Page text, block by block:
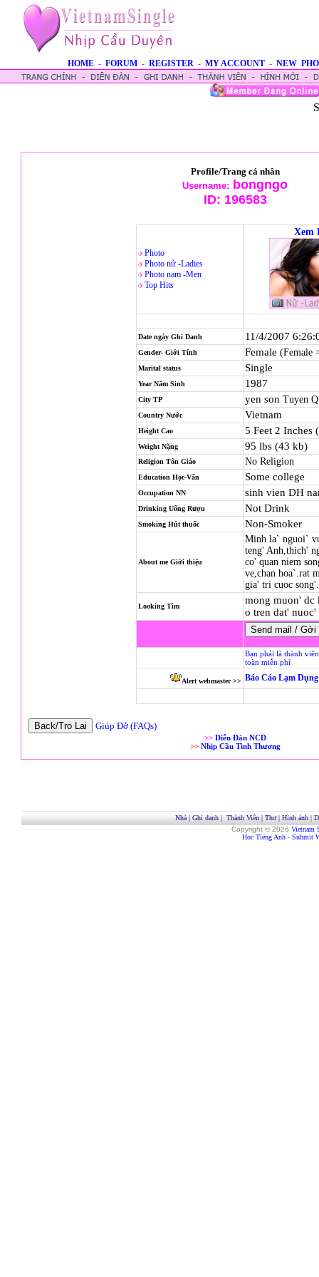
HOME - FORUM - REGISTER - MY ACCOUNT - NEW
Profile/Trang cá nhân
Username: bongngo
ID: 196583
Photo
Photo nử -Ladies
Photo nam -Men
Top Hits
Xem
Date ngày Ghi Danh 11/4/2007
Gender- Giới Tính Female (Female
Marital status Single
Year Năm Sinh 1987
City TP yen son Tuyen
Country Nước Vietnam
Height Cao 5 Feet 2 Inches
Weight Nặng 95 lbs (43 kb)
Religion Tôn Giáo No Religion
Education Học-Vấn Some college
Occupation NN sinh vien DH
Drinking Uống Rượu Not Drink
Smoking Hút thuốc Non-Smoker
About me Giới thiệu
Minh la` nguoi`
teng' Anh,thich'
co' quan niem
ve,chan hoa`.rat
gia' tri cuoc
Looking Tìm
mong muon' dc
o tren dat'
Bạn phải là thành
toàn miễn phí
Alert webmaster >> Báo Cáo Lạm
Giúp Đở (FAQs)
>> Diễn Đàn NCD
>> Nhịp Cầu Tình Thương
Nhà| Ghi danh| Thành Viên| Thơ| Hình ảnh|
Copyright © 2026 Vietnam
Hoc Tieng Anh - Submit